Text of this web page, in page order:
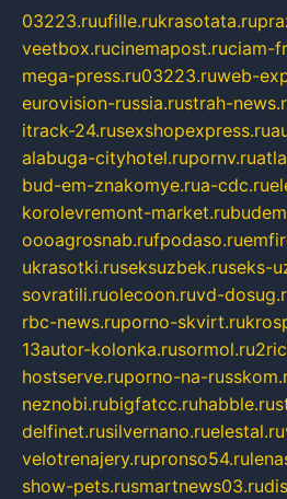
03223.ruufille.rukrasotata.ru
veetbox.rucinemapost.ruciam-
mega-press.ru03223.ruweb-
eurovision-russia.rustrah-
itrack-24.rusexshopexpress.ru
alabuga-cityhotel.rupornv.ru
bud-em-znakomye.rua-cdc.ru
korolevremont-market.ru
oooagrosnab.rufpodaso.ru
ukrasotki.ruseksuzbek.ruseks-
sovratili.ruolecoon.ruvd-
rbc-news.ruporno-skvirt.ru
13autor-kolonka.rusormol.ru
hostserve.ruporno-na-
neznobi.rubigfatcc.ruhabble.ru
delfinet.rusilvernano.ruelestal.ru
velotrenajery.rupronso54.ru
show-pets.rusmartnews03.ru